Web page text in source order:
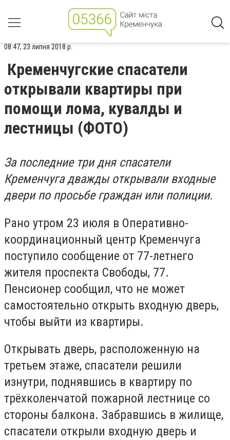
08:47, 23 липня 2018 р.
Кременчугские спасатели
открывали квартиры при
помощи лома, кувалды и
лестницы (ФОТО)
За последние три дня спасатели
Кременчуга дважды открывали входные
двери по просьбе граждан или полиции.
Рано утром 23 июля в Оперативно-
координационный центр Кременчуга
поступило сообщение от 77-летнего
жителя проспекта Свободы, 77.
Пенсионер сообщил, что не может
самостоятельно открыть входную дверь,
чтобы выйти из квартиры.
Открывать дверь, расположенную на
третьем этаже, спасатели решили
изнутри, поднявшись в квартиру по
трёхколенчатой пожарной лестнице со
стороны балкона. Забравшись в жилище,
спасатели открыли входную дверь и